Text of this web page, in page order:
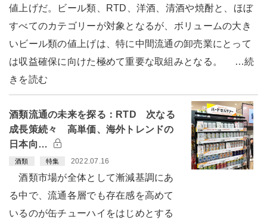
値上げだ。ビール類、RTD、洋酒、清酒や焼酎と、ほぼ
すべてのカテゴリーが対象となるが、ボリュームの大き
いビール類の値上げは、特に中間流通の卸売業にとって
は収益確保に向けた極めて重要な取組みとなる。 …続
きを読む
酒類流通の未来を探る：RTD 次なる
成長策続々 高単価、海外トレンドの
日本向…
酒類 特集 2022.07.16
酒類市場が全体として漸減基調にあ
る中で、流通各層でも存在感を高めて
いるのが缶チューハイをはじめとする